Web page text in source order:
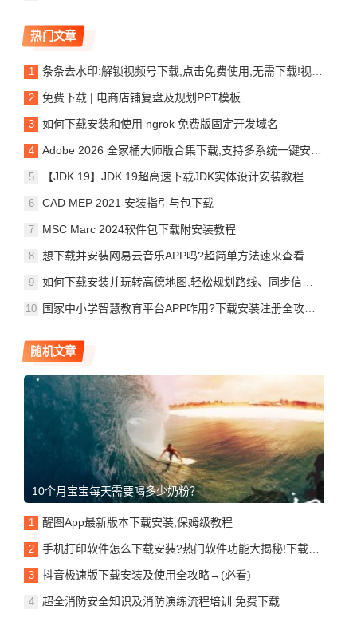
热门文章
条条去水印:解锁视频号下载,点击免费使用,无需下载!视频/图片/live动图无限制去水印保存
免费下载 | 电商店铺复盘及规划PPT模板
如何下载安装和使用 ngrok 免费版固定开发域名
Adobe 2026 全家桶大师版合集下载,支持多系统一键安装,手慢无!
【JDK 19】JDK 19超高速下载JDK实体设计安装教程指南
CAD MEP 2021 安装指引与包下载
MSC Marc 2024软件包下载附安装教程
想下载并安装网易云音乐APP吗?超简单方法速来查看学习!
如何下载安装并玩转高德地图,轻松规划路线、同步信息,出行超方便!
国家中小学智慧教育平台APP咋用?下载安装注册全攻略,速来收藏!
随机文章
10个月宝宝每天需要喝多少奶粉？
醒图App最新版本下载安装,保姆级教程
手机打印软件怎么下载安装?热门软件功能大揭秘!下载注册使用全攻略
抖音极速版下载安装及使用全攻略→(必看)
超全消防安全知识及消防演练流程培训 免费下载